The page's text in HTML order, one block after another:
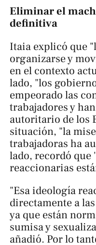
Eliminar el
definitiva
Itaia explicó que
organizarse y
en el contexto
lado, "los
empeorado las
trabajadores y
autoritario de los
situación, "la
trabajadoras ha
lado, recordó que
reaccionarias
"Esa ideología
directamente a
ya que están
sumisa y
añadió. Por lo